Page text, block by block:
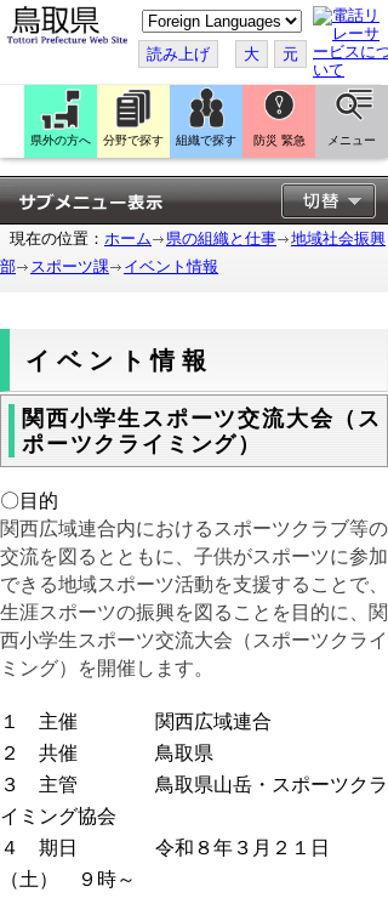
こ
の
ペ
ー
ジ
翻
訳
す
る
読み上げ 大 元
県外の方へ 分野で探す 組織で探す 防災 緊急 メニュー
現在の位置： ホーム 県の組織と仕事
地域社会振興
部
スポーツ課 イベント情報
イベント情報
関西小学生スポーツ交流大会（ス
ポーツクライミング）
〇目的
関西広域連合内におけるスポーツクラブ等の
交流を図るとともに、子供がスポーツに参加
できる地域スポーツ活動を支援することで、
生涯スポーツの振興を図ることを目的に、関
西小学生スポーツ交流大会（スポーツクライ
ミング）を開催します。
１ 主催 関西広域連合
２ 共催 鳥取県
３ 主管 鳥取県山岳・スポーツクラ
イミング協会
４ 期日 令和８年３月２１日
（土） ９時～